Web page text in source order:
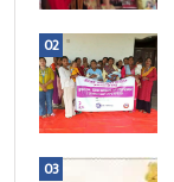
02
03